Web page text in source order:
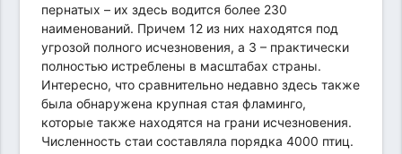
пернатых – их здесь водится более 230
наименований. Причем 12 из них находятся под
угрозой полного исчезновения, а 3 – практически
полностью истреблены в масштабах страны.
Интересно, что сравнительно недавно здесь также
была обнаружена крупная стая фламинго,
которые также находятся на грани исчезновения.
Численность стаи составляла порядка 4000 птиц.